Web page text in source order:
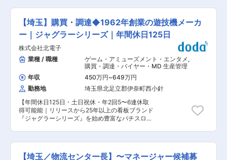
得支援制度を活用して技術力を磨くことが可能で
す。 ■組織構成 配属先は埼玉工場（7名在籍）で
す。20〜50代まで幅広い世代が活躍しており、
全員が中途入社です。風通しがよく、気軽に相談
し合えるアットホームな雰囲気です。 ■就業環境
工場内は風通しが良く、夏はスポットクーラー・
扇風機を使用、冬は一人一人にストーブを支給し
ています。油や金属を扱う現場ですが、安全に配
慮された作業環境です。残業はほぼなし、休日出
勤はほとんどなく、プライベートも大切にできま
す。 ■企業の特徴・強み 当社は創業50年以上。
積水グループをはじめ、日本を代表する大手化学
メーカーとの取引実績を持ちます。「他社には任
柔軟な対応力を強みに、業界内で高い評価を得て
います。競合他社が減少する中、安定した受注を
経験からでも技術を磨き、ものづくりの醍醐味を
による軸受・機械部品の専門メーカーである当社
において、熊谷工場における生産設備等の保全担
当者としてご活躍いただきます。熊谷工場全体の
設備保全に関われますので、幅広い経験を積むこ
とが可能です。 ■業務詳細： ◇熊谷工場におけ
る生産設備等の保守メンテナンス全般 ◇保守メン
テナンスや機械導入時等に伴う、ベンダー対応や
社内調整対応 ※設備自体はメーカーから直接購入
します。 ■働き方： ・自社工場内でのメンテナ
ンス業務です。出張は発生いたしません。 ・予備
保全を行っているため、通常の休日、長期連休時
の急な呼び出し等も特に発生せず、土日の出勤は
予定された業務が発生する程度です。 ・所定労働
時間7時間30分、残業は25時間程度を想定してい
ます。 ・年間休日が特別休暇（誕生日・アニバー
サリー休暇等）を含めて実質125日あり、有給休
い、自動車・家電・発電システムなどに使われる
【埼玉】購買・調達◆1962年創業の遊技機メーカ
ー｜ジャグラーシリーズ｜年間休日125日
株式会社北電子
業種 / 職種
ゲーム・アミューズメント・エンタメ ,
購買・調達・バイヤー・MD 生産管理
年収
450万円~649万円
勤務地
埼玉県北足立郡伊奈町西小針
【年間休日125日・土日祝休・年2回5〜6連休取
得可能能｜リリースから25年以上の看板ブランド
『ジャグラーシリーズ』を始め豊富なパチスロ機
電子コンポーネント等の購買業務です。メーカー
や商社と価格・品質・納期・工程などの交渉を通
【埼玉／物流センター長】〜マネージャー候補募